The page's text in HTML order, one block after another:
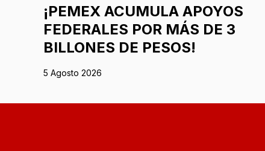
¡PEMEX ACUMULA APOYOS
FEDERALES POR MÁS DE 3
BILLONES DE PESOS!
5 Agosto 2026